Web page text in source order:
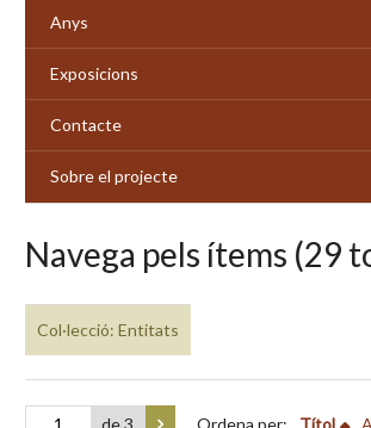
Anys
Exposicions
Contacte
Sobre el projecte
Navega pels ítems (29
Col·lecció: Entitats
de 3 Ordena per: Títol